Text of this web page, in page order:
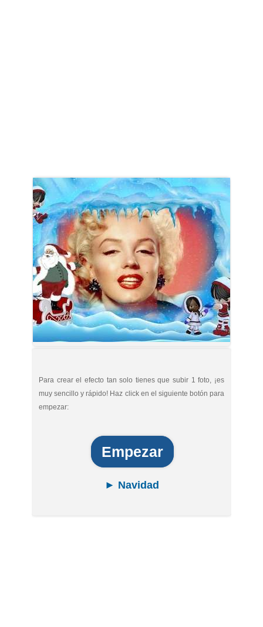
Para crear el efecto tan solo tienes que subir 1 foto, ¡es
muy sencillo y rápido! Haz click en el siguiente botón para
empezar:
Empezar
► Navidad